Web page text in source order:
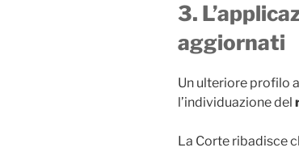
3.
aggiornati
Un ulteriore profilo
l’individuazione del
La Corte ribadisce